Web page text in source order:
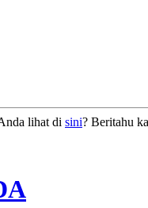
lihat di sini? Beritahu